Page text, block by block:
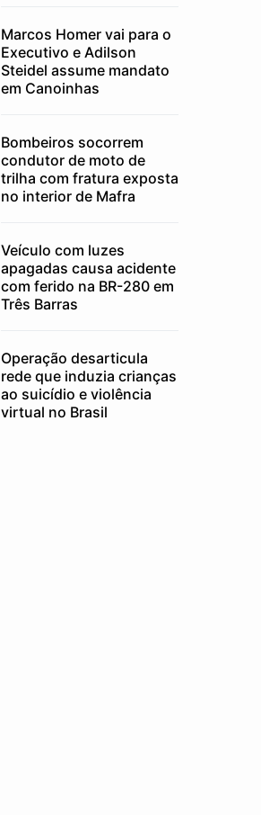
Marcos Homer vai para o
Executivo e Adilson
Steidel assume mandato
em Canoinhas
Bombeiros socorrem
condutor de moto de
trilha com fratura exposta
no interior de Mafra
Veículo com luzes
apagadas causa acidente
com ferido na BR-280 em
Três Barras
Operação desarticula
rede que induzia crianças
ao suicídio e violência
virtual no Brasil